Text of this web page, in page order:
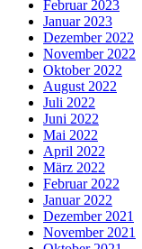
Februar 2023
Januar 2023
Dezember 2022
November 2022
Oktober 2022
August 2022
Juli 2022
Juni 2022
Mai 2022
April 2022
März 2022
Februar 2022
Januar 2022
Dezember 2021
November 2021